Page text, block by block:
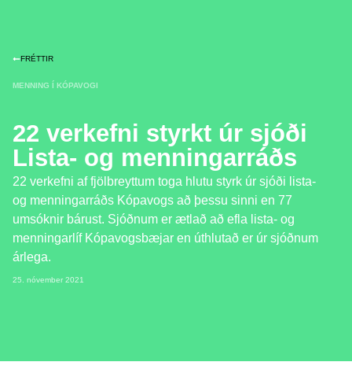
FRÉTTIR
MENNING Í KÓPAVOGI
22 verkefni styrkt úr sjóði
Lista- og menningarráðs
22 verkefni af fjölbreyttum toga hlutu styrk úr sjóði lista-
og menningarráðs Kópavogs að þessu sinni en 77
umsóknir bárust. Sjóðnum er ætlað að efla lista- og
menningarlíf Kópavogsbæjar en úthlutað er úr sjóðnum
árlega.
25. nóvember 2021